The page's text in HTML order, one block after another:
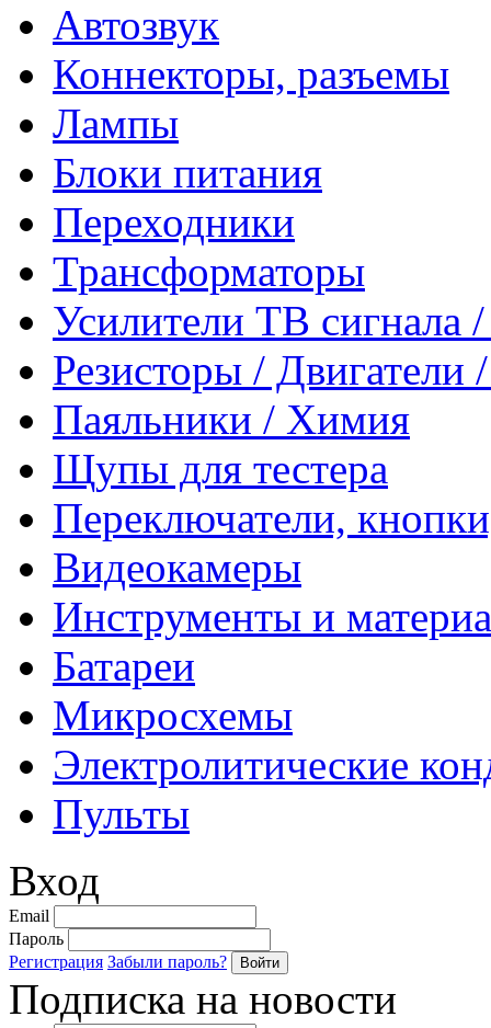
Автозвук
Коннекторы, разъемы
Лампы
Блоки питания
Переходники
Трансформаторы
Усилители ТВ сигнала
Резисторы /
Паяльники / Химия
Щупы для тестера
Переключатели,
Видеокамеры
Инструменты и
Батареи
Микросхемы
Электролитические
Пульты
Вход
Email
Пароль
Регистрация Забыли пароль?
Подписка на новости